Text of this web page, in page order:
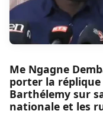
Me Ngagne
porter la
Barthélemy sur
nationale et les